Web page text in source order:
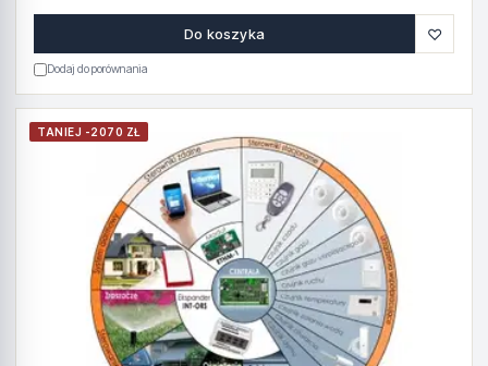
Do koszyka ♡
Dodaj do porównania
TANIEJ -2070 ZŁ